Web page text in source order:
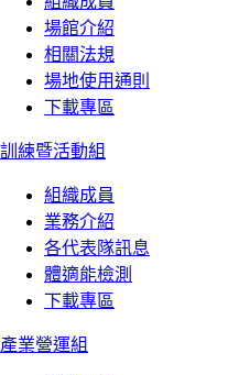
場館介紹
相關法規
場地使用通則
下載專區
訓練暨活動組
組織成員
業務介紹
各代表隊訊息
體適能檢測
下載專區
產業營運組